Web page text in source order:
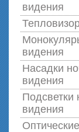
видения
видения
Насадки
видения
Подсветки
видения